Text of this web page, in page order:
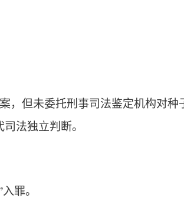
，但未委托刑事司法鉴定机构对种
法独立判断。
罪。